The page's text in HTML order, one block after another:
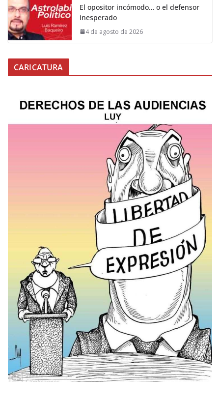
El opositor incómodo… o el defensor
inesperado
4 de agosto de 2026
CARICATURA